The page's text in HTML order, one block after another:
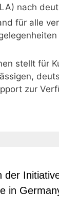
nach
für alle
stellt für
zur
der
in